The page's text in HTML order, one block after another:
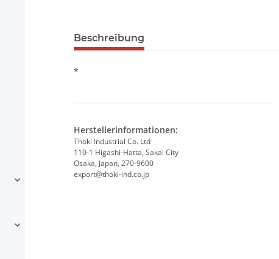
Beschreibung
*
Herstellerinformationen:
Thoki Industrial Co. Ltd
110-1 Higashi-Hatta, Sakai City
Osaka, Japan, 270-9600
export@thoki-ind.co.jp